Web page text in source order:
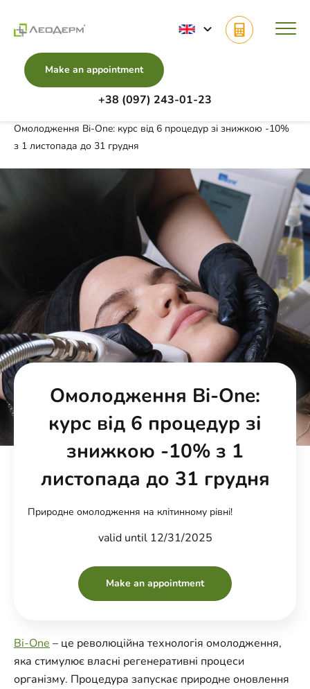
+38 (097) 243-01-23
Make an appointment
Омолодження Bi-One: курс від 6 процедур зі знижкою -10%
з 1 листопада до 31 грудня
Омолодження Bi-One:
курс від 6 процедур зі
знижкою -10% з 1
листопада до 31 грудня
Природне омолодження на клітинному рівні!
valid until 12/31/2025
Make an appointment
Bi-One – це революційна технологія омолодження,
яка стимулює власні регенеративні процеси
організму. Процедура запускає природне оновлення